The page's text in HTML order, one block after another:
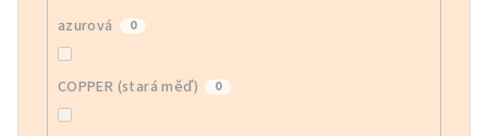
azurová 0
COPPER (stará měď) 0